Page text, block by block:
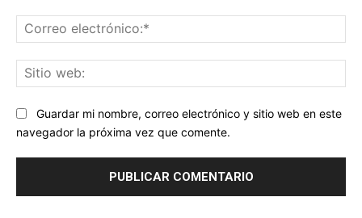
Guardar mi nombre, correo electrónico y sitio web en este
navegador la próxima vez que comente.